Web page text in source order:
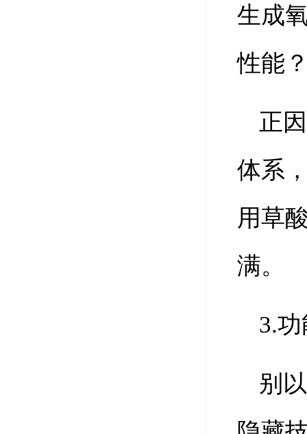
生成
性能
正
体系
用草
满。
3.
别